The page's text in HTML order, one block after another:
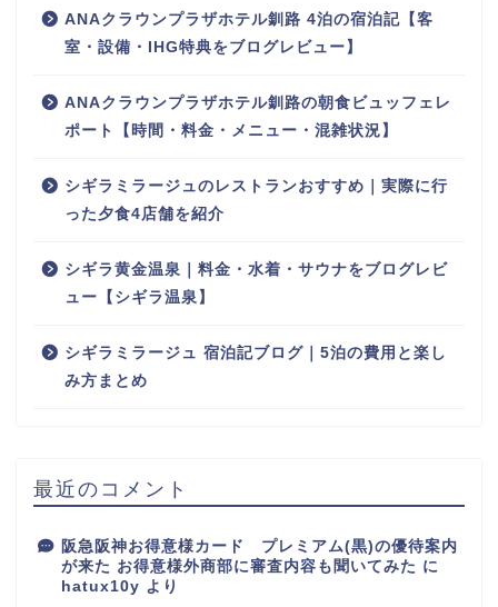
ANAクラウンプラザホテル釧路 4泊の宿泊記【客
室・設備・IHG特典をブログレビュー】
ANAクラウンプラザホテル釧路の朝食ビュッフェレ
ポート【時間・料金・メニュー・混雑状況】
シギラミラージュのレストランおすすめ｜実際に行
った夕食4店舗を紹介
シギラ黄金温泉｜料金・水着・サウナをブログレビ
ュー【シギラ温泉】
シギラミラージュ 宿泊記ブログ｜5泊の費用と楽し
み方まとめ
最近のコメント
阪急阪神お得意様カード プレミアム(黒)の優待案内
が来た お得意様外商部に審査内容も聞いてみた に
hatux10y より